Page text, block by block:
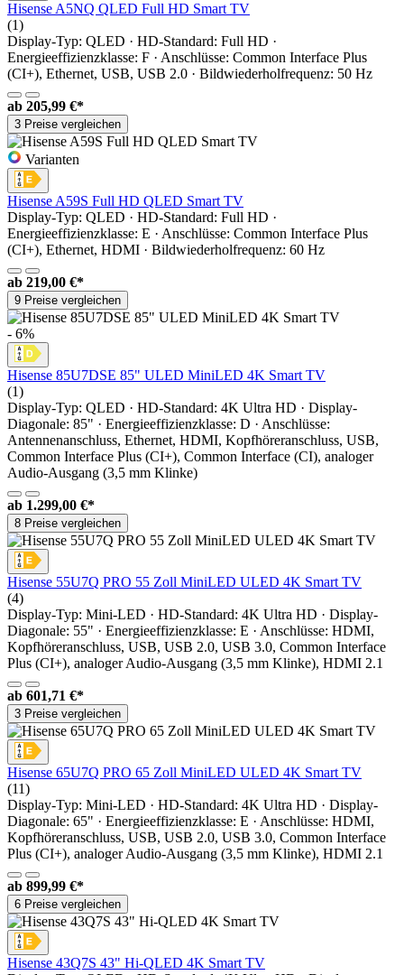
Hisense A5NQ QLED Full HD Smart TV
(1)
Display-Typ: QLED · HD-Standard: Full HD ·
Energieeffizienzklasse: F · Anschlüsse: Common Interface Plus
(CI+), Ethernet, USB, USB 2.0 · Bildwiederholfrequenz: 50 Hz
ab 205,99 €*
3 Preise vergleichen
Varianten
Hisense A59S Full HD QLED Smart TV
Display-Typ: QLED · HD-Standard: Full HD ·
Energieeffizienzklasse: E · Anschlüsse: Common Interface Plus
(CI+), Ethernet, HDMI · Bildwiederholfrequenz: 60 Hz
ab 219,00 €*
9 Preise vergleichen
- 6%
Hisense 85U7DSE 85" ULED MiniLED 4K Smart TV
(1)
Display-Typ: QLED · HD-Standard: 4K Ultra HD · Display-
Diagonale: 85" · Energieeffizienzklasse: D · Anschlüsse:
Antennenanschluss, Ethernet, HDMI, Kopfhöreranschluss, USB,
Common Interface Plus (CI+), Common Interface (CI), analoger
Audio-Ausgang (3,5 mm Klinke)
ab 1.299,00 €*
8 Preise vergleichen
Hisense 55U7Q PRO 55 Zoll MiniLED ULED 4K Smart TV
(4)
Display-Typ: Mini-LED · HD-Standard: 4K Ultra HD · Display-
Diagonale: 55" · Energieeffizienzklasse: E · Anschlüsse: HDMI,
Kopfhöreranschluss, USB, USB 2.0, USB 3.0, Common Interface
Plus (CI+), analoger Audio-Ausgang (3,5 mm Klinke), HDMI 2.1
ab 601,71 €*
3 Preise vergleichen
Hisense 65U7Q PRO 65 Zoll MiniLED ULED 4K Smart TV
(11)
Display-Typ: Mini-LED · HD-Standard: 4K Ultra HD · Display-
Diagonale: 65" · Energieeffizienzklasse: E · Anschlüsse: HDMI,
Kopfhöreranschluss, USB, USB 2.0, USB 3.0, Common Interface
Plus (CI+), analoger Audio-Ausgang (3,5 mm Klinke), HDMI 2.1
ab 899,99 €*
6 Preise vergleichen
Hisense 43Q7S 43" Hi‑QLED 4K Smart TV